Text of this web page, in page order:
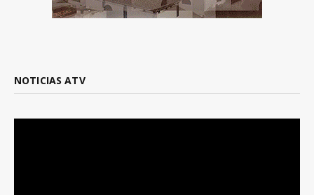
NOTICIAS ATV